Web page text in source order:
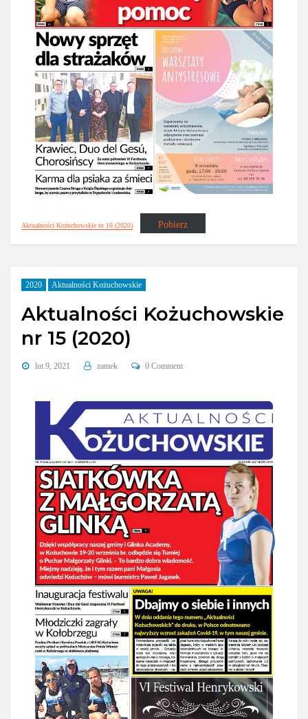
Aktualności Kożuchowskie nr 16 (2020) Pobierz
2020 Aktualności Kożuchowskie
Aktualności Kożuchowskie
nr 15 (2020)
lut 9, 2021 zamek 0 Comment